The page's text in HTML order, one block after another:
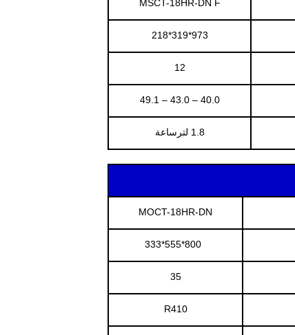
MSCT-18HR-DN F
973*319*218
12
40.0 – 43.0 – 49.1
1.8 لترساعة
MOCT-18HR-DN
800*555*333
35
R410